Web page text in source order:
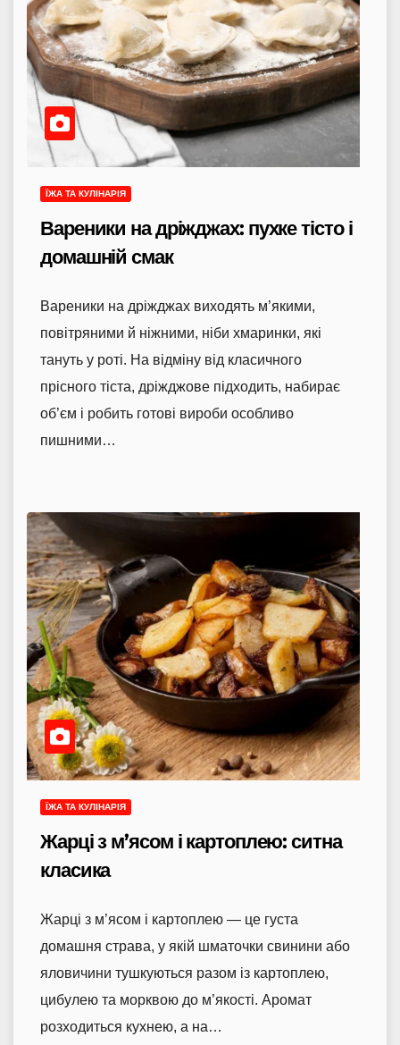
ЇЖА ТА КУЛІНАРІЯ
Вареники на дріжджах: пухке тісто і
домашній смак
Вареники на дріжджах виходять м’якими,
повітряними й ніжними, ніби хмаринки, які
тануть у роті. На відміну від класичного
прісного тіста, дріжджове підходить, набирає
об’єм і робить готові вироби особливо
пишними…
ЇЖА ТА КУЛІНАРІЯ
Жарці з м’ясом і картоплею: ситна
класика
Жарці з м’ясом і картоплею — це густа
домашня страва, у якій шматочки свинини або
яловичини тушкуються разом із картоплею,
цибулею та морквою до м’якості. Аромат
розходиться кухнею, а на…